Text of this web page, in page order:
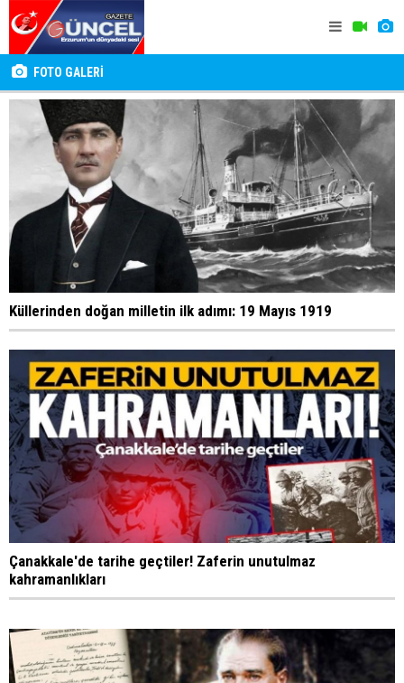
FOTO GALERİ
Küllerinden doğan milletin ilk adımı: 19 Mayıs 1919
Çanakkale'de tarihe geçtiler! Zaferin unutulmaz
kahramanlıkları